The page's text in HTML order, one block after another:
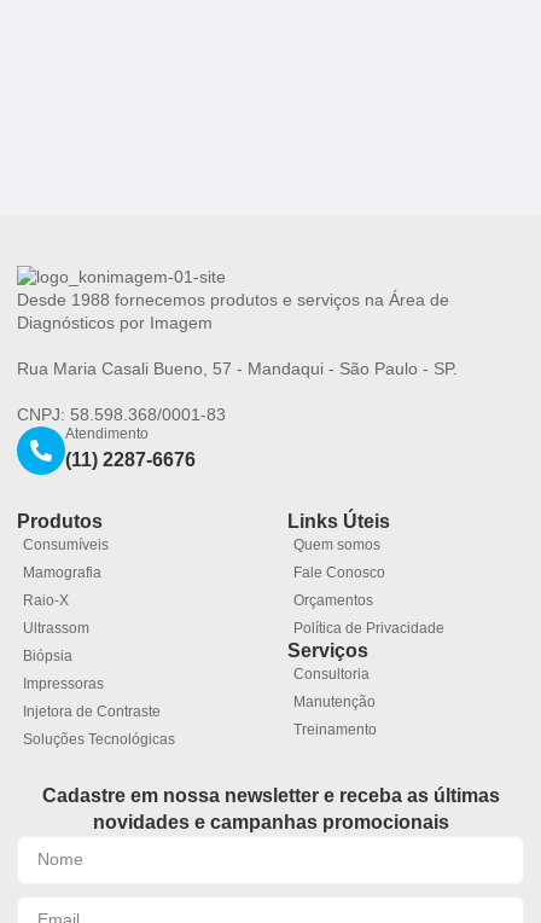
Desde 1988 fornecemos produtos e serviços na Área de
Diagnósticos por Imagem
Rua Maria Casali Bueno, 57 - Mandaqui - São Paulo - SP.
CNPJ: 58.598.368/0001-83
Atendimento
(11) 2287-6676
Produtos
Consumíveis
Mamografia
Raio-X
Ultrassom
Biópsia
Impressoras
Injetora de Contraste
Soluções Tecnológicas
Links Úteis
Quem somos
Fale Conosco
Orçamentos
Política de Privacidade
Serviços
Consultoria
Manutenção
Treinamento
Cadastre em nossa newsletter e receba as últimas
novidades e campanhas promocionais